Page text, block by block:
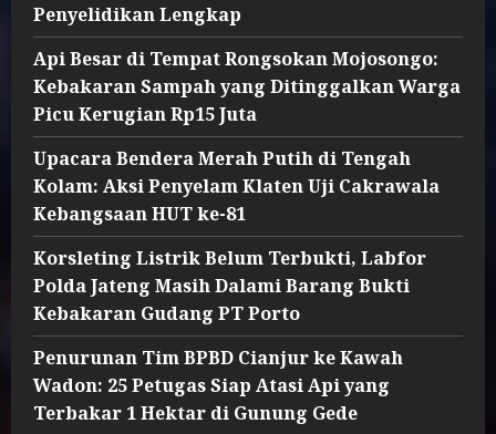
Penyelidikan Lengkap
Api Besar di Tempat Rongsokan Mojosongo:
Kebakaran Sampah yang Ditinggalkan Warga
Picu Kerugian Rp15 Juta
Upacara Bendera Merah Putih di Tengah
Kolam: Aksi Penyelam Klaten Uji Cakrawala
Kebangsaan HUT ke-81
Korsleting Listrik Belum Terbukti, Labfor
Polda Jateng Masih Dalami Barang Bukti
Kebakaran Gudang PT Porto
Penurunan Tim BPBD Cianjur ke Kawah
Wadon: 25 Petugas Siap Atasi Api yang
Terbakar 1 Hektar di Gunung Gede